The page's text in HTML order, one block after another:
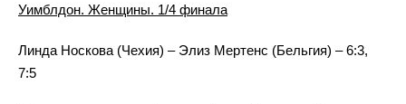
Уимблдон. Женщины. 1/4 финала
Линда Носкова (Чехия) – Элиз Мертенс (Бельгия) – 6:3,
7:5